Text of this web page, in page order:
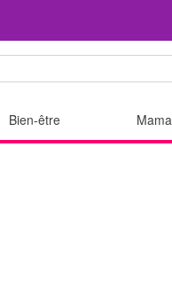
Bien-être